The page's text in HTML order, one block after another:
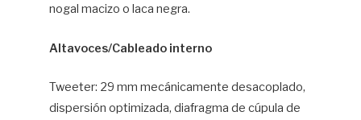
nogal macizo o laca negra.
Altavoces/Cableado interno
Tweeter: 29 mm mecánicamente desacoplado,
dispersión optimizada, diafragma de cúpula de